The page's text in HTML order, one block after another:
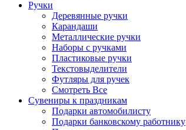
Ручки
Деревянные ручки
Карандаши
Металлические ручки
Наборы с ручками
Пластиковые ручки
Текстовыделители
Футляры для ручек
Смотреть Все
Сувениры к праздникам
Подарки автомобилисту
Подарки банковскому работнику